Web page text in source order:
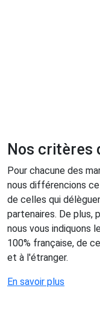
Nos critères
Pour chacune des
nous différencions
de celles qui
partenaires. De
nous vous indiquons
100% française, de
et à l'étranger.
En savoir plus